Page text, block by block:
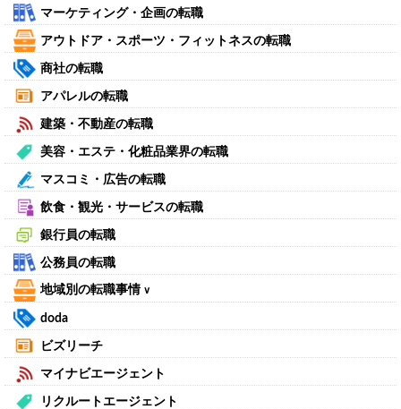
マーケティング・企画の転職
アウトドア・スポーツ・フィットネスの転職
商社の転職
アパレルの転職
建築・不動産の転職
美容・エステ・化粧品業界の転職
マスコミ・広告の転職
飲食・観光・サービスの転職
銀行員の転職
公務員の転職
地域別の転職事情 ∨
doda
ビズリーチ
マイナビエージェント
リクルートエージェント